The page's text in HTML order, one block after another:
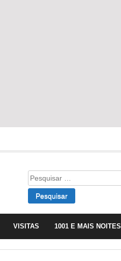
Pesquisar
por:
VISITAS 1001 E MAIS NOITES